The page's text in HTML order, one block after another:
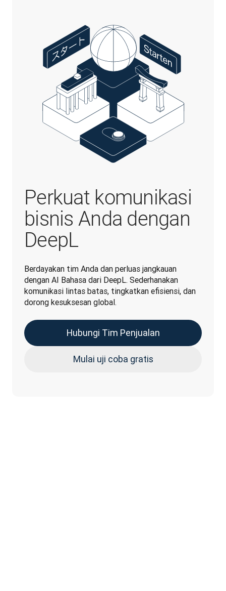
Perkuat komunikasi
bisnis Anda dengan
DeepL
Berdayakan tim Anda dan perluas jangkauan
dengan AI Bahasa dari DeepL. Sederhanakan
komunikasi lintas batas, tingkatkan efisiensi, dan
dorong kesuksesan global.
Hubungi Tim Penjualan
Mulai uji coba gratis